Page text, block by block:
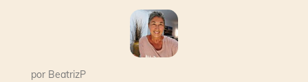
por BeatrizP